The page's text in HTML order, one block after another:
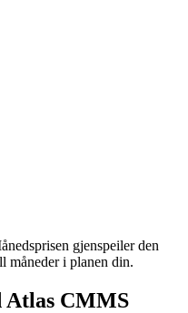
gjenspeiler den
måneder i planen din.
Atlas CMMS